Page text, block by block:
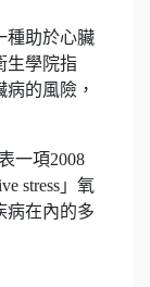
種助於心臟
生學院指
的風險，
一項2008
stress」氧
病在內的多